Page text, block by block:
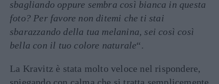
sbagliando oppure sembra così bianca in questa
foto? Per favore non ditemi che ti stai
sbarazzando della tua melanina, sei così così
bella con il tuo colore naturale“.
La Kravitz è stata molto veloce nel rispondere,